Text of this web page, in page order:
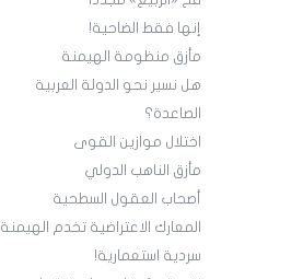
إنها فقط الضاحية!
مأزق منظومة الهيمنة
هل نسير نحو الدولة العربية
الصاعدة؟
اختلال موازين القوى
مأزق الناهب الدولي
أصحاب العقول السطحية
المعارك الاعتراضية تخدم الهيمنة
سردية استعمارية!